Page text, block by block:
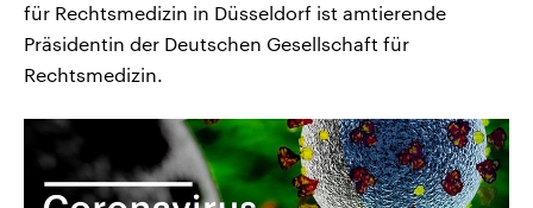
für Rechtsmedizin in Düsseldorf ist amtierende
Präsidentin der Deutschen Gesellschaft für
Rechtsmedizin.